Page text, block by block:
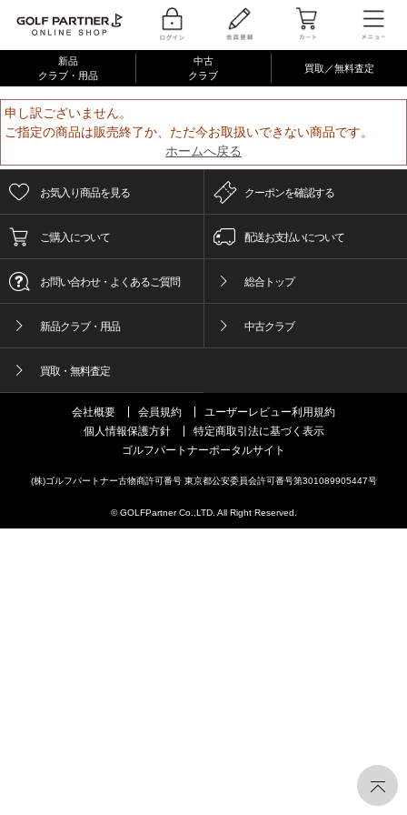
新品
クラブ・用品
中古
クラブ
買取／無料査定
申し訳ございません。
ご指定の商品は販売終了か、ただ今お取扱いできない商品です。
ホームへ戻る
お気入り商品を見る クーポンを確認する
ご購入について 配送お支払いについて
お問い合わせ・よくあるご質問 総合トップ
新品クラブ・用品 中古クラブ
買取・無料査定
会社概要 会員規約
ユーザーレビュー利用規約
個人情報保護方針
特定商取引法に基づく表示
ゴルフパートナーポータルサイト
(株)ゴルフパートナー古物商許可番号 東京都公安委員会許可番号第301089905447号
© GOLFPartner Co.,LTD. All Right Reserved.